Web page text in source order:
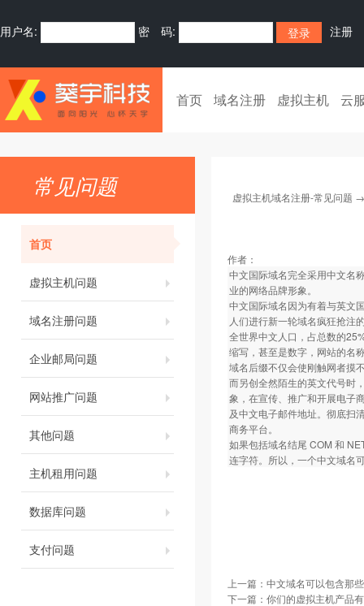
用户名: 密 码: 注册
首页 域名注册 虚拟主机 云
常见问题
首页
虚拟主机问题
域名注册问题
企业邮局问题
网站推广问题
其他问题
主机租用问题
数据库问题
支付问题
虚拟主机域名注册-常见问题
作者：
中文国际域名完全采用中文名
业的网络品牌形象。
中文国际域名因为有着与英文
人们进行新一轮域名疯狂抢注
全世界中文人口，占总数的
缩写，甚至是数字，网站的名
域名后缀不仅会使刚触网者摸
而另创全然陌生的英文代号时
象，在宣传、推广和开展电子
及中文电子邮件地址。彻底扫
商务平台。
如果包括域名结尾 COM 和
连字符。所以，一个中文域名
上一篇： 中文域名可以包含那
下一篇： 你们的虚拟主机产品